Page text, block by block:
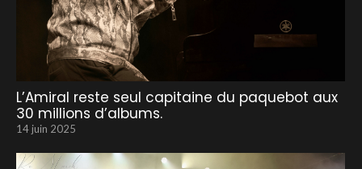
L’Amiral reste seul capitaine du paquebot aux
30 millions d’albums.
14 juin 2025